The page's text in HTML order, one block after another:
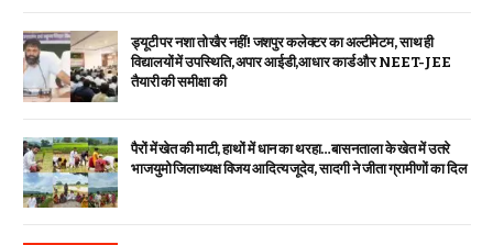
ड्यूटी पर नशा तो खैर नहीं! जशपुर कलेक्टर का अल्टीमेटम, साथ ही
विद्यालयों में उपस्थिति, अपार आईडी,आधार कार्ड और NEET-JEE
तैयारी की समीक्षा की
पैरों में खेत की माटी, हाथों में धान का थरहा…बासनताला के खेत में उतरे
भाजयुमो जिलाध्यक्ष विजय आदित्य जूदेव, सादगी ने जीता ग्रामीणों का दिल